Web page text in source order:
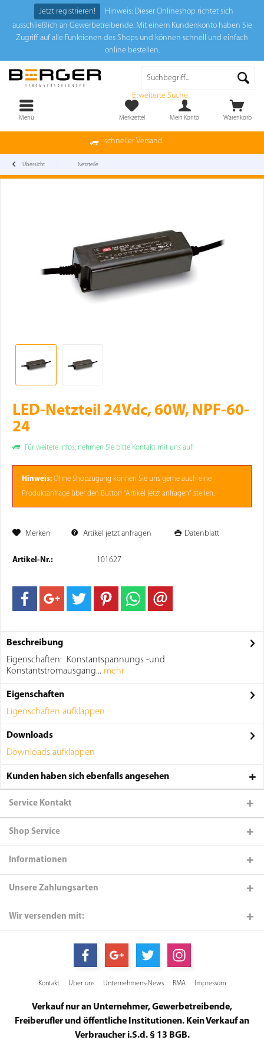
Jetzt registrieren!
Hinweis: Dieser Onlineshop richtet sich
ausschließlich an Gewerbetreibende. Mit einem Kundenkonto haben Sie
Zugriff auf alle Funktionen des Shops und können schnell und einfach
online bestellen.
schneller Versand
Erweiterte Suche
Warenkorb
Merkzettel Mein Konto
Menü
Übersicht Netzteile
LED-Netzteil 24Vdc, 60W, NPF-60-
24
Für weitere Infos, nehmen Sie bitte Kontakt mit uns auf!
Hinweis: Ohne Shopzugang können Sie uns gerne auch eine
Produktanfrage über den Button "Artikel jetzt anfragen" stellen.
Merken Artikel jetzt anfragen Datenblatt
Artikel-Nr.: 101627
Beschreibung
Eigenschaften: Konstantspannungs -und
Konstantstromausgang... mehr
Eigenschaften
Eigenschaften aufklappen
Downloads
Downloads aufklappen
Kunden haben sich ebenfalls angesehen
Service Kontakt
Shop Service
Informationen
Unsere Zahlungsarten
Wir versenden mit:
Kontakt Über uns Unternehmens-News RMA Impressum
Verkauf nur an Unternehmer, Gewerbetreibende,
Freiberufler und öffentliche Institutionen. Kein Verkauf an
Verbraucher i.S.d. § 13 BGB.